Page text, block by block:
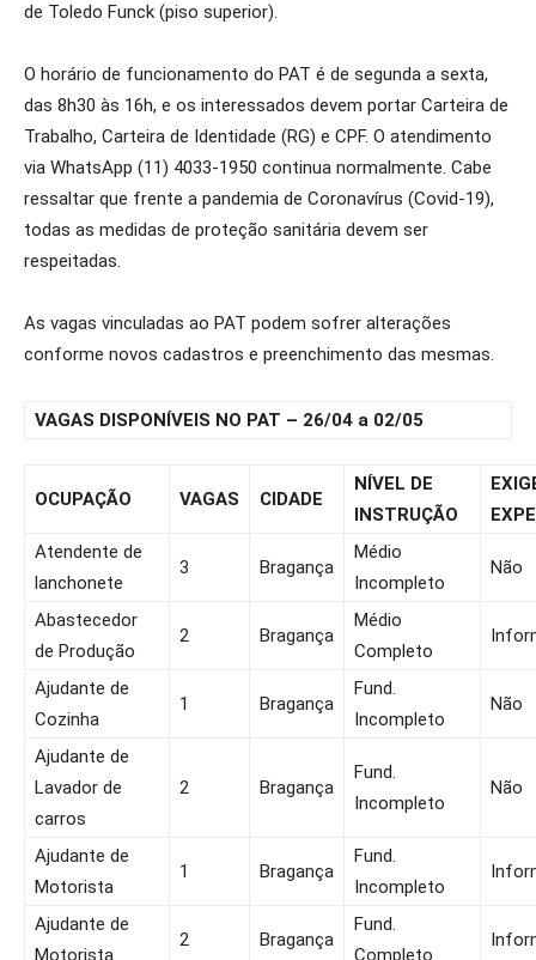
de Toledo Funck (piso superior).
O horário de funcionamento do PAT é de segunda a sexta,
das 8h30 às 16h, e os interessados devem portar Carteira de
Trabalho, Carteira de Identidade (RG) e CPF. O atendimento
via WhatsApp (11) 4033-1950 continua normalmente. Cabe
ressaltar que frente a pandemia de Coronavírus (Covid-19),
todas as medidas de proteção sanitária devem ser
respeitadas.
As vagas vinculadas ao PAT podem sofrer alterações
conforme novos cadastros e preenchimento das mesmas.
VAGAS DISPONÍVEIS NO PAT – 26/04 a 02/05
OCUPAÇÃO VAGAS CIDADE
NÍVEL DE
INSTRUÇÃO
Atendente de
lanchonete
3 Bragança
Médio
Incompleto
Não
Abastecedor
de Produção
2 Bragança
Médio
Completo
Ajudante de
Cozinha
1 Bragança
Fund.
Incompleto
Não
Ajudante de
Lavador de
carros
2 Bragança
Fund.
Incompleto
Não
Ajudante de
Motorista
1 Bragança
Fund.
Incompleto
Ajudante de
Motorista
2 Bragança
Fund.
Completo